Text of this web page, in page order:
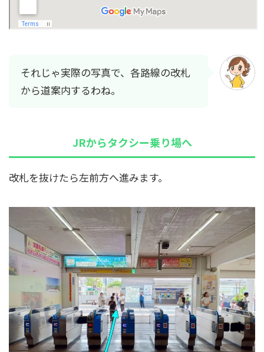
それじゃ実際の写真で、各路線の改札
から道案内するわね。
JRからタクシー乗り場へ
改札を抜けたら左前方へ進みます。